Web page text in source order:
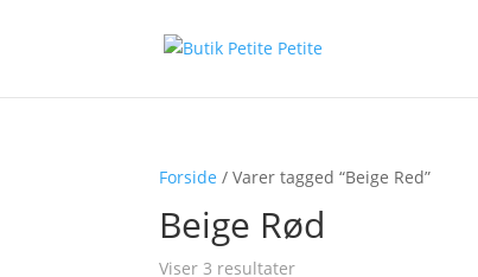
Forside / Varer tagged “Beige Red”
Beige Rød
Viser 3 resultater